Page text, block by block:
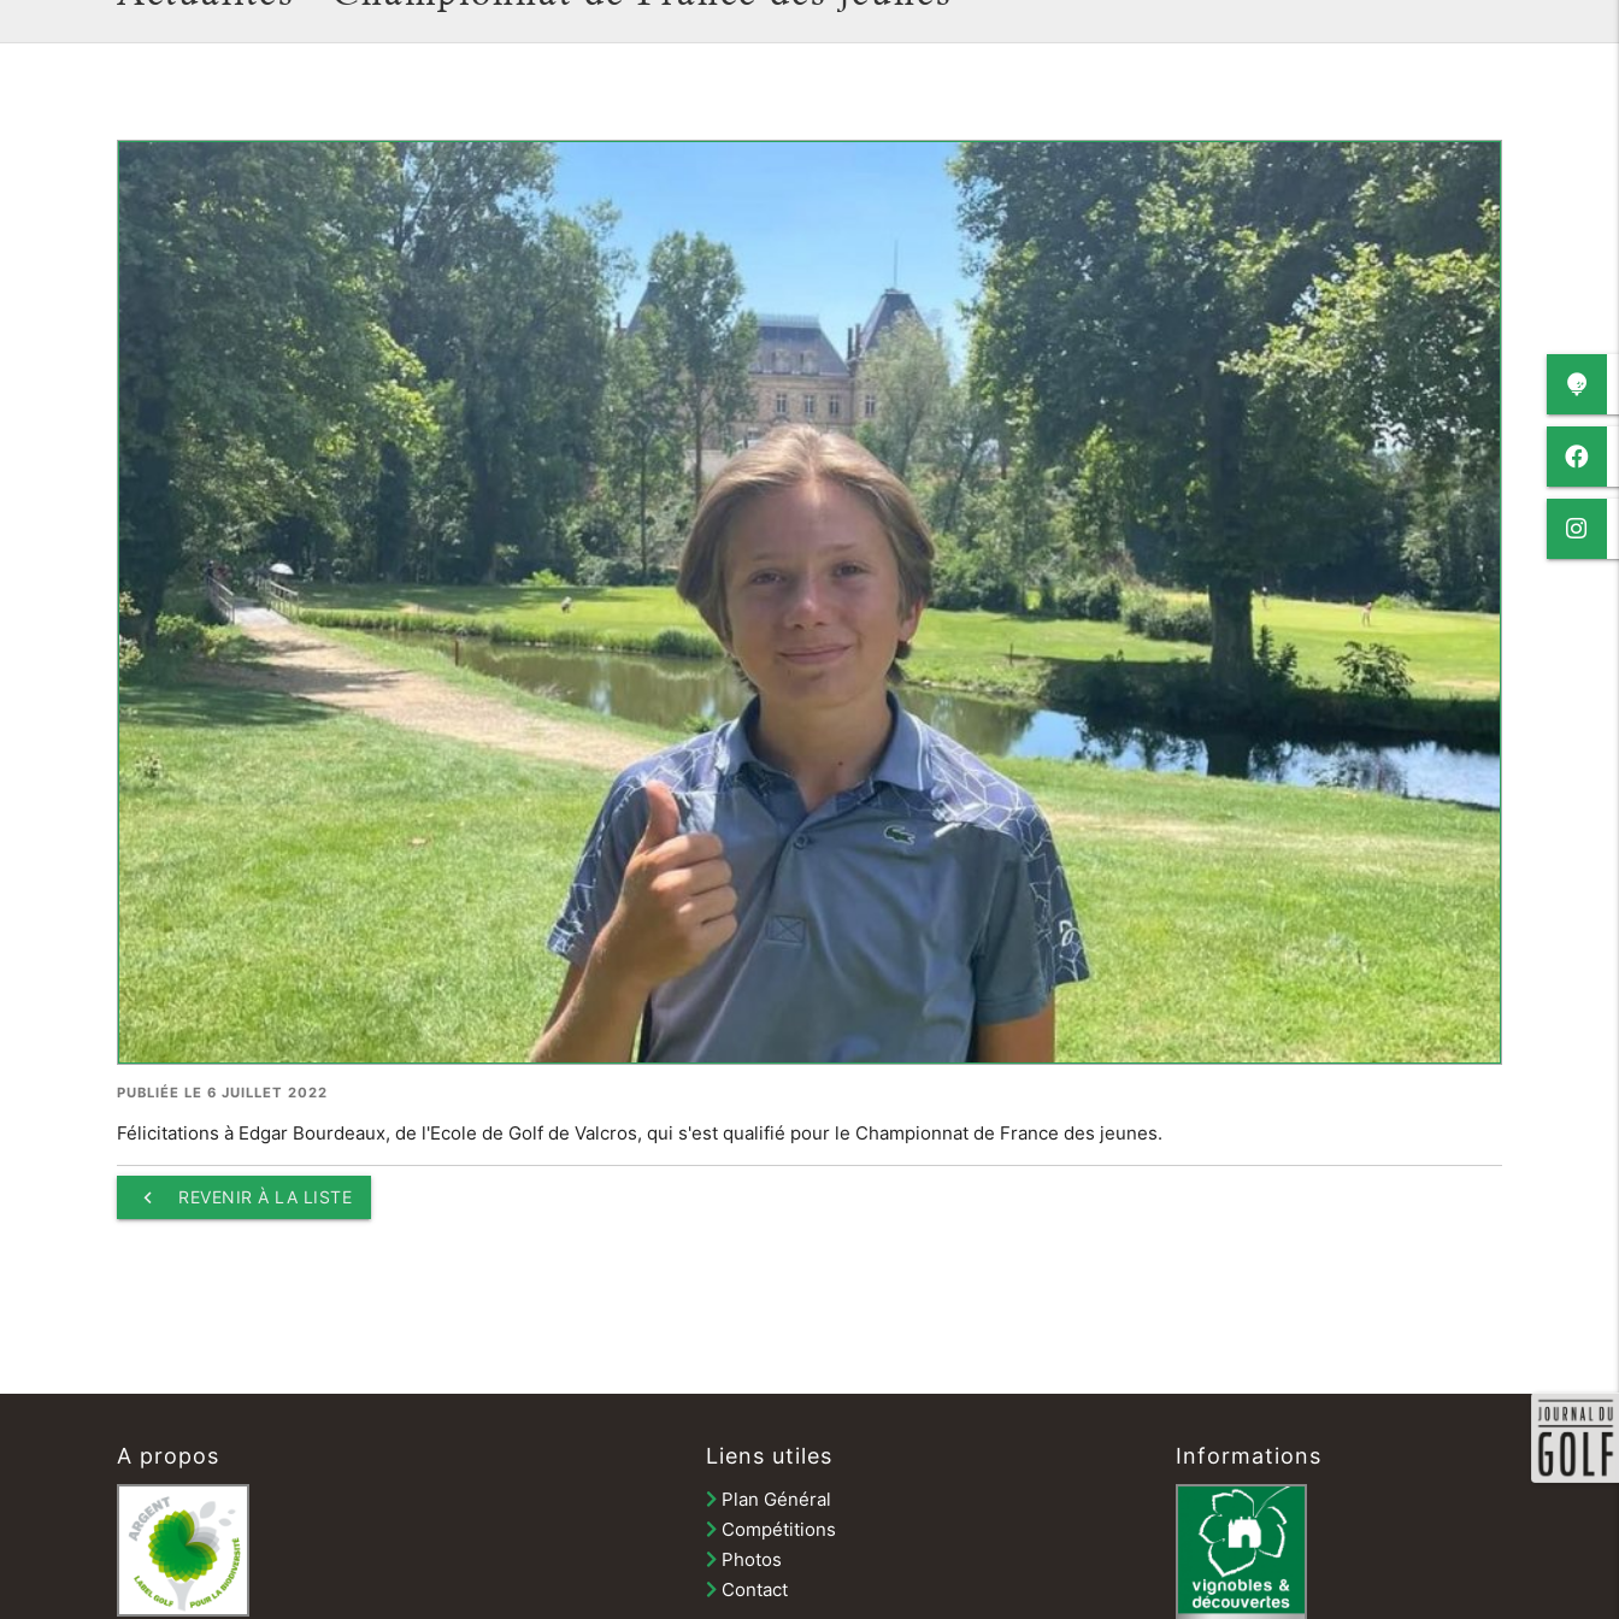
PUBLIÉE LE 6 JUILLET 2022
Félicitations à Edgar Bourdeaux, de l'Ecole de Golf de Valcros, qui s'est qualifié pour le Championnat de France des jeunes.
keyboard_arrow_left REVENIR À LA LISTE
A propos Liens utiles
Plan Général
Compétitions
Photos
Contact
Informations